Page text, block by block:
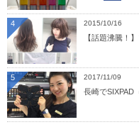
2015/10/16
【話題沸騰！
4
2017/11/09
長崎でSIXPAD
5